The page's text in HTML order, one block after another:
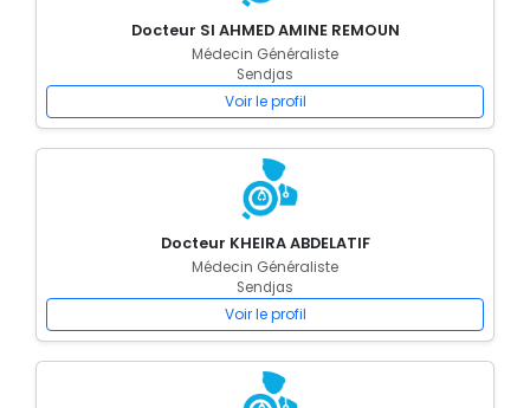
Docteur SI AHMED AMINE REMOUN
Médecin Généraliste
Sendjas
Voir le profil
Docteur KHEIRA ABDELATIF
Médecin Généraliste
Sendjas
Voir le profil